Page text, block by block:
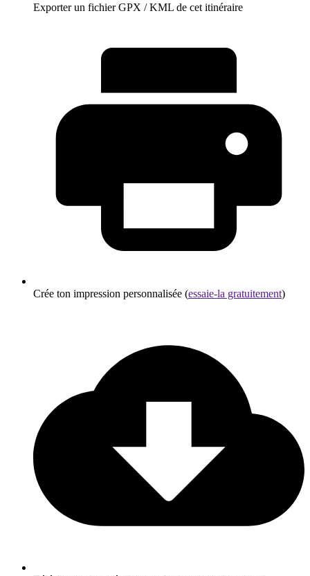
Exporter un fichier GPX / KML de cet itinéraire
Crée ton impression personnalisée (essaie-la gratuitement)